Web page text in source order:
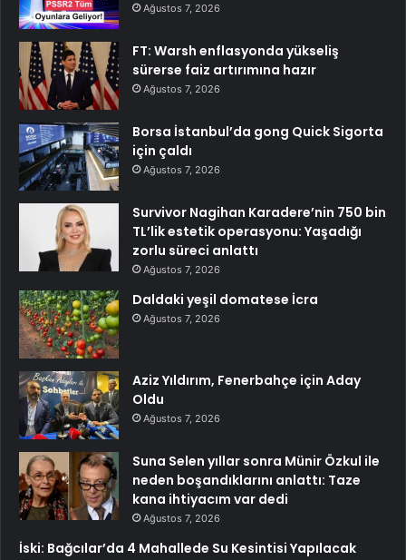
Ağustos 7, 2026
FT: Warsh enflasyonda yükseliş
sürerse faiz artırımına hazır
Ağustos 7, 2026
Borsa İstanbul’da gong Quick Sigorta
için çaldı
Ağustos 7, 2026
Survivor Nagihan Karadere’nin 750 bin
TL’lik estetik operasyonu: Yaşadığı
zorlu süreci anlattı
Ağustos 7, 2026
Daldaki yeşil domatese İcra
Ağustos 7, 2026
Aziz Yıldırım, Fenerbahçe için Aday
Oldu
Ağustos 7, 2026
Suna Selen yıllar sonra Münir Özkul ile
neden boşandıklarını anlattı: Taze
kana ihtiyacım var dedi
Ağustos 7, 2026
İski: Bağcılar’da 4 Mahallede Su Kesintisi Yapılacak